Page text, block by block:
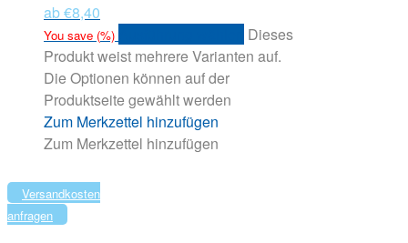
ab€8,40
You save (%)
Dieses
Produkt weist mehrere Varianten auf.
Die Optionen können auf der
Produktseite gewählt werden
Zum Merkzettel hinzufügen
Zum Merkzettel hinzufügen
Versandkosten
anfragen